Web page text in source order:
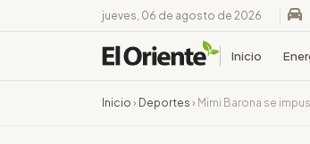
jueves, 06 de agosto de 2026
Inicio
Inicio › Deportes › Mimi Barona se